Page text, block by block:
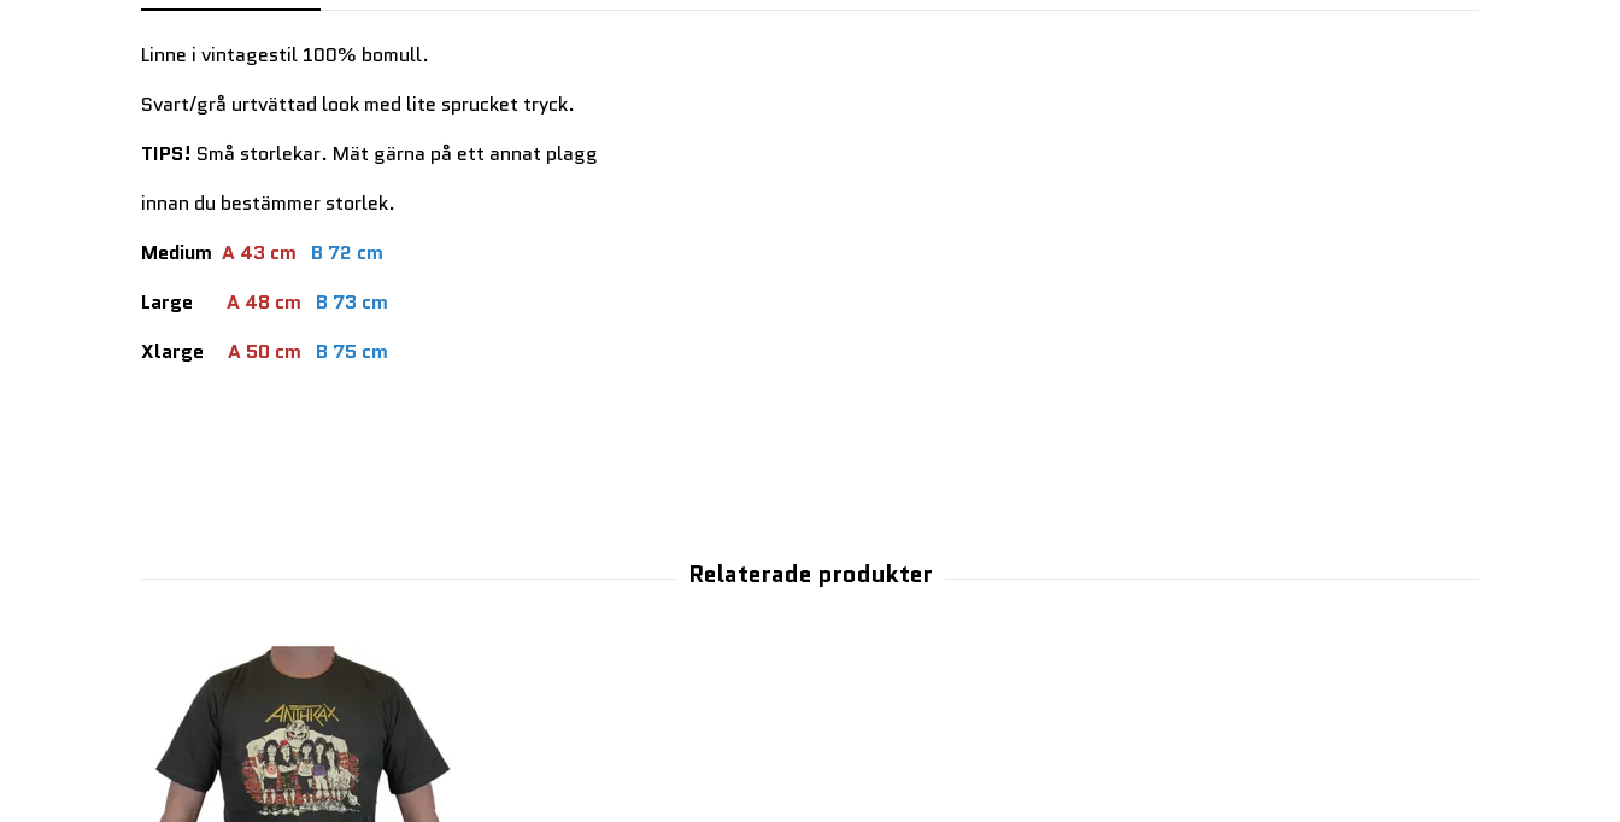
Linne i vintagestil 100% bomull.
Svart/grå urtvättad look med lite sprucket tryck.
TIPS! Små storlekar. Mät gärna på ett annat plagg
innan du bestämmer storlek.
Medium A 43 cm
B 72 cm
Large A 48 cm B 73 cm
Xlarge A 50 cm B 75 cm